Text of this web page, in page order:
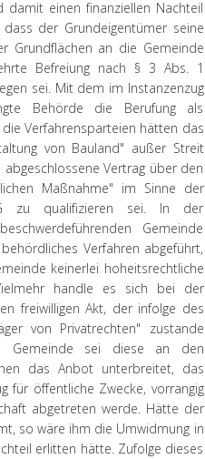
damit einen finanziellen Nachteil
der Grundeigentümer seine
Grundflächen an die Gemeinde
Befreiung nach § 3 Abs. 1
sei. Mit dem im Instanzenzug
Behörde die Berufung als
Verfahrensparteien hätten das
von Bauland" außer Streit
Vertrag über den
Maßnahme" im Sinne der
zu qualifizieren sei. In der
Gemeinde
Verfahren abgeführt,
keinerlei hoheitsrechtliche
handle es sich bei der
freiwilligen Akt, der infolge des
von Privatrechten" zustande
Gemeinde sei diese an den
das Anbot unterbreitet, das
für öffentliche Zwecke, vorrangig
abgetreten werde. Hätte der
so wäre ihm die Umwidmung in
erlitten hätte. Zufolge dieses